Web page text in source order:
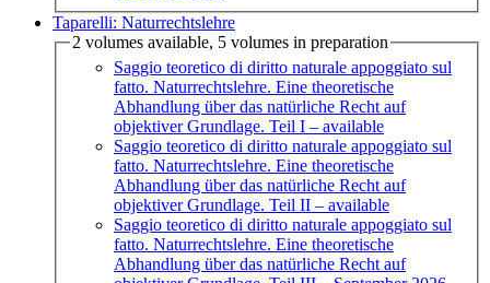
Taparelli: Naturrechtslehre
2 volumes available, 5 volumes in preparation
Saggio teoretico di diritto naturale appoggiato sul
fatto. Naturrechtslehre. Eine theoretische
Abhandlung über das natürliche Recht auf
objektiver Grundlage. Teil I – available
Saggio teoretico di diritto naturale appoggiato sul
fatto. Naturrechtslehre. Eine theoretische
Abhandlung über das natürliche Recht auf
objektiver Grundlage. Teil II – available
Saggio teoretico di diritto naturale appoggiato sul
fatto. Naturrechtslehre. Eine theoretische
Abhandlung über das natürliche Recht auf